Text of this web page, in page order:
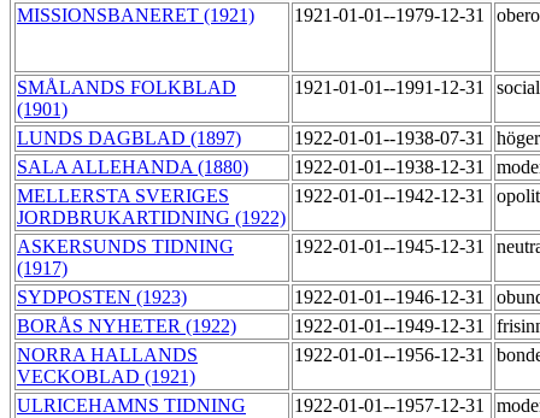
MISSIONSBANERET (1921)
1921-01-01--1979-12-31
SMÅLANDS FOLKBLAD
(1901)
1921-01-01--1991-12-31
LUNDS DAGBLAD (1897) 1922-01-01--1938-07-31
SALA ALLEHANDA (1880)
1922-01-01--1938-12-31
MELLERSTA SVERIGES
JORDBRUKARTIDNING (1922)
1922-01-01--1942-12-31
ASKERSUNDS TIDNING
(1917)
1922-01-01--1945-12-31
SYDPOSTEN (1923) 1922-01-01--1946-12-31
BORÅS NYHETER (1922)
1922-01-01--1949-12-31
NORRA HALLANDS
VECKOBLAD (1921)
1922-01-01--1956-12-31
ULRICEHAMNS TIDNING
1922-01-01--1957-12-31